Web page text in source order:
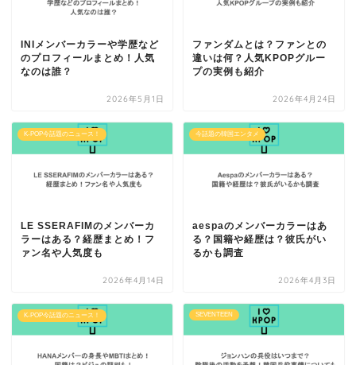
INIメンバーカラーや学歴など
のプロフィールまとめ！人気
なのは誰？
2026年5月1日
ファンダムとは？ファンとの
違いは何？人気KPOPグルー
プの実例も紹介
2026年4月24日
K-POP今話題のニュース！
LE SSERAFIMのメンバーカ
ラーはある？経歴まとめ！フ
ァン名や人気度も
2026年4月14日
今話題の韓国エンタメ
aespaのメンバーカラーはあ
る？国籍や経歴は？彼氏がい
るかも調査
2026年4月3日
K-POP今話題のニュース！ SEVENTEEN